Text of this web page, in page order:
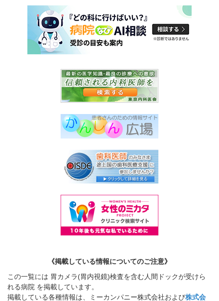
《掲載している情報についてのご注意》
この一覧には 胃カメラ(胃内視鏡)検査を含む人間ドックが受けら
れる病院 を掲載しています。
掲載している各種情報は、ミーカンパニー株式会社および株式会